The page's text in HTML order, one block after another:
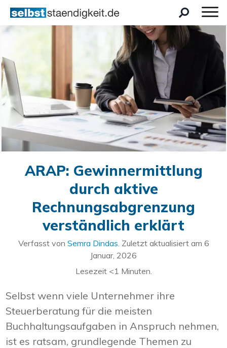
ARAP: Gewinnermittlung
durch aktive
Rechnungsabgrenzung
verständlich erklärt
Verfasst von Semra Dindas. Zuletzt aktualisiert am 6
Januar, 2026
Lesezeit <1 Minuten.
Selbst wenn viele Unternehmer ihre
Steuerberatung für die meisten
Buchhaltungsaufgaben in Anspruch nehmen,
ist es ratsam, grundlegende Themen zu